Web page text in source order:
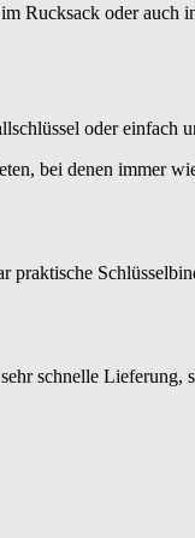
Rucksack oder auch
oder einfach
bei denen immer
schnelle Lieferung,